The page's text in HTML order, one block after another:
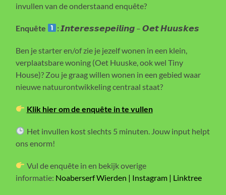
invullen van de onderstaand enquête?
Enquête :𝙄𝙣𝙩𝙚𝙧𝙚𝙨𝙨𝙚𝙥𝙚𝙞𝙡𝙞𝙣𝙜 – 𝙊𝙚𝙩 𝙃𝙪𝙪𝙨𝙠𝙚𝙨
Ben je starter en/of zie je jezelf wonen in een klein,
verplaatsbare woning (Oet Huuske, ook wel Tiny
House)? Zou je graag willen wonen in een gebied waar
nieuwe natuurontwikkeling centraal staat?
Klik hier om de enquête in te vullen
Het invullen kost slechts 5 minuten. Jouw input helpt
ons enorm!
Vul de enquête in en bekijk overige
informatie: Noaberserf Wierden | Instagram | Linktree